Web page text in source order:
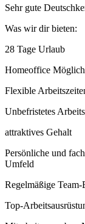
Sehr gute
Was wir dir bieten:
28 Tage Urlaub
Homeoffice
Flexible
Unbefristetes
attraktives Gehalt
Persönliche und
Umfeld
Regelmäßige
Top-